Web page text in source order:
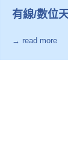
有線/數位
→ read more